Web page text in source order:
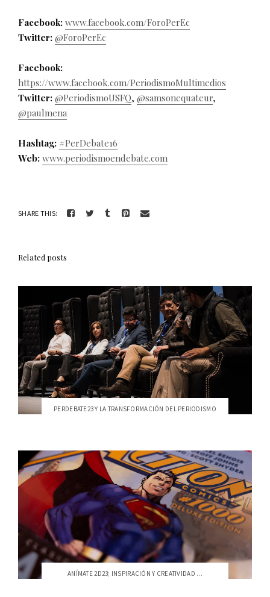
Facebook: www.facebook.com/ForoPerEc
Twitter: @ForoPerEc
Facebook:
https://www.facebook.com/PeriodismoMultimedios
Twitter: @PeriodismoUSFQ, @samsonequateur,
@paulmena
Hashtag: #PerDebate16
Web: www.periodismoendebate.com
SHARE THIS:
Related posts
PERDEBATE23 Y LA TRANSFORMACIÓN DEL PERIODISMO
ANÍMATE 2D23; INSPIRACIÓN Y CREATIVIDAD ...